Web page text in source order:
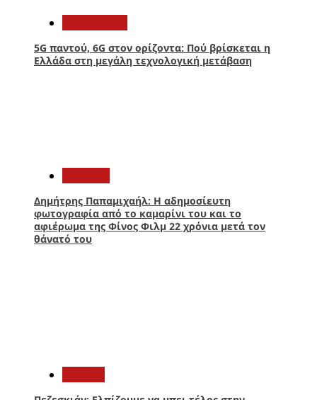
5G παντού, 6G στον ορίζοντα: Πού βρίσκεται η
Ελλάδα στη μεγάλη τεχνολογική μετάβαση
Δημήτρης Παπαμιχαήλ: Η αδημοσίευτη
φωτογραφία από το καμαρίνι του και το
αφιέρωμα της Φίνος Φιλμ 22 χρόνια μετά τον
θάνατό του